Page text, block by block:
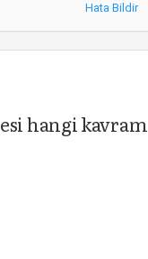
Hata Bildir
hangi kavram